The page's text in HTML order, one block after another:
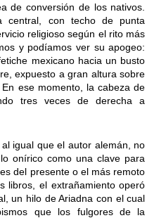
de conversión de los nativos.
central, con techo de punta
religioso según el rito más
y podíamos ver su apogeo:
mexicano hacia un busto
expuesto a gran altura sobre
ese momento, la cabeza de
tres veces de derecha a
igual que el autor alemán, no
onírico como una clave para
del presente o el más remoto
libros, el extrañamiento operó
un hilo de Ariadna con el cual
que los fulgores de la